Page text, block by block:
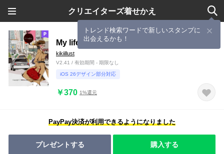
クリエイターズ着せかえ
トレンド検索ワードで新しいスタンプに
出会えるかも！
My life.
kikiillust
V2.41 / 有効期間 - 期限なし
iOS 26デザイン部分対応
￥370 1%還元
PayPay決済が利用できるようになりました
プレゼントする 購入する